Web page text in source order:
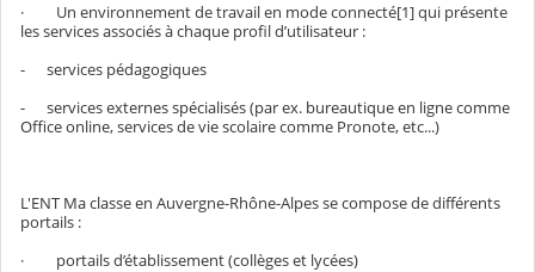
· Un environnement de travail en mode connecté[1] qui présente
les services associés à chaque profil d’utilisateur :
- services pédagogiques
- services externes spécialisés (par ex. bureautique en ligne comme
Office online, services de vie scolaire comme Pronote, etc...)
L'ENT Ma classe en Auvergne-Rhône-Alpes se compose de différents
portails :
· portails d’établissement (collèges et lycées)